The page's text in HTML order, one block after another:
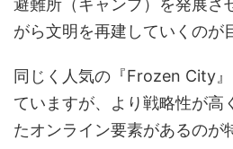
避難所（キャンプ）を発展さ
がら文明を再建していくのが
同じく人気の『Frozen City
ていますが、より戦略性が高
たオンライン要素があるのが